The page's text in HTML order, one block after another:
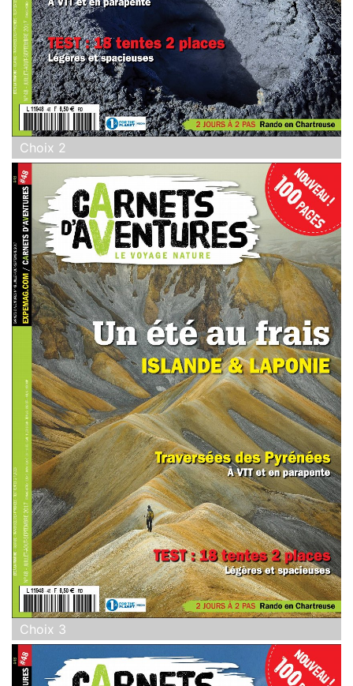
Choix 2
Choix 3